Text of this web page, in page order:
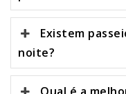
Existem
noite?